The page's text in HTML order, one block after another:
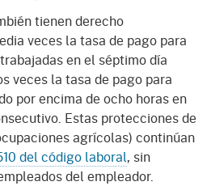
tienen derecho
veces la tasa de pago para
en el séptimo día
veces la tasa de pago para
por encima de ocho horas en
Estas protecciones de
agrícolas) continúan
del código laboral, sin
del empleador.